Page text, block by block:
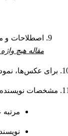
اصطلاحات و
مقاله هیچ
برای عکس‌ها،
مشخصات نویسنده